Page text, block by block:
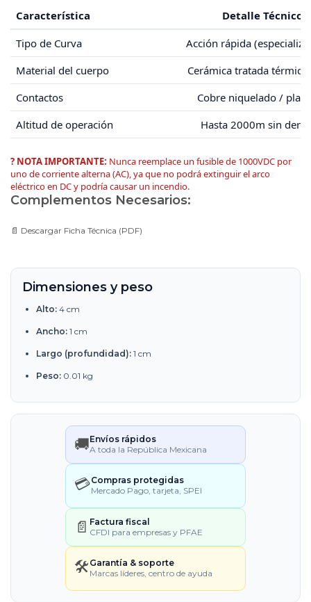
Característica
Detalle Técnico
Tipo de Curva
Acción rápida
Material del cuerpo
Cerámica tratada
Contactos
Cobre niquelado /
Altitud de operación
Hasta 2000m sin
? NOTA IMPORTANTE: Nunca reemplace un fusible de 1000VDC por
uno de corriente alterna (AC), ya que no podrá extinguir el arco
eléctrico en DC y podría causar un incendio.
Complementos Necesarios:
📄 Descargar Ficha Técnica (PDF)
Dimensiones y peso
Alto: 4 cm
Ancho: 1 cm
Largo (profundidad): 1 cm
Peso: 0.01 kg
🚚Envíos rápidos
A toda la República Mexicana
💳Compras protegidas
Mercado Pago, tarjeta, SPEI
📄 Factura fiscal
CFDI para empresas y PFAE
🛠️ Garantía & soporte
Marcas líderes, centro de ayuda